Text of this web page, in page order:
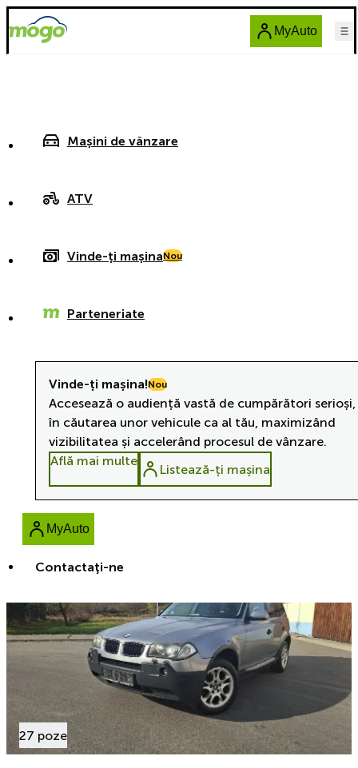
MyAuto
Mașini de vânzare
ATV
Vinde-ți mașinaNou
Parteneriate
Contactaţi-ne
Vinde-ți mașina!Nou
Accesează o audiență vastă de cumpărători
în căutarea unor vehicule ca al tău, maximizând
vizibilitatea și accelerând procesul de vânzare.
Află mai multe
Listează-ți mașina
MyAuto
27 poze